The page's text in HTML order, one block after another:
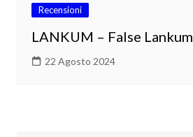
Recensioni
LANKUM – False Lankum
22 Agosto 2024